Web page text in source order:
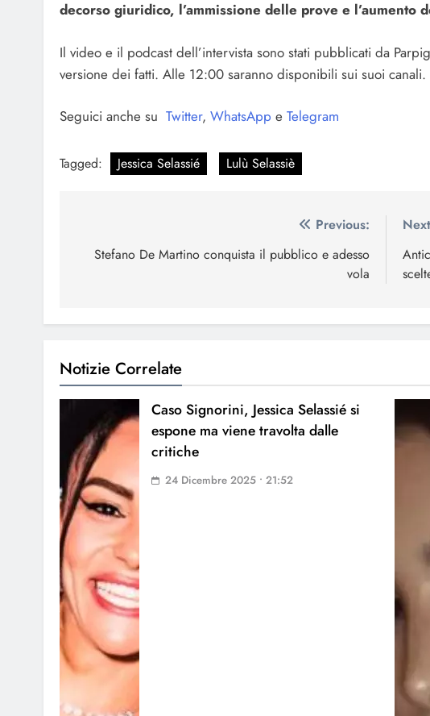
decorso giuridico, l’ammissione delle prove e l’aumento
Il video e il podcast dell’intervista sono stati pubblicati da
versione dei fatti. Alle 12:00 saranno disponibili sui suoi canali.
Seguici anche su Twitter, WhatsApp e Telegram
Tagged: Jessica Selassié Lulù Selassiè
articoli
Previous:
Stefano De Martino conquista il pubblico e adesso
vola
Notizie Correlate
Caso Signorini, Jessica Selassié si
espone ma viene travolta dalle
critiche
24 Dicembre 2025 • 21:52